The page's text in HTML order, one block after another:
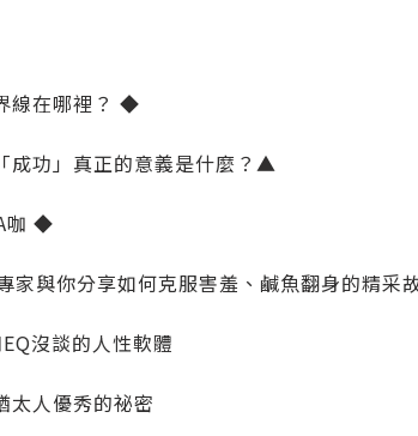
線在哪裡？ ◆
成功」真正的意義是什麼？▲
咖 ◆
家與你分享如何克服害羞、鹹魚翻身的精采
沒談的人性軟體
人優秀的祕密